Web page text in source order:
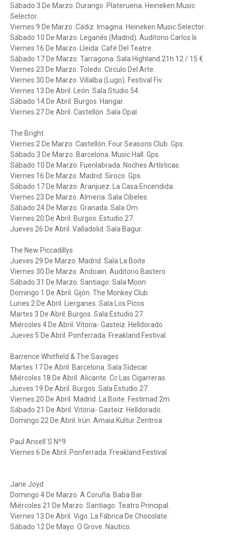
Sábado 3 De Marzo. Durango. Plateruena. Heineken Music
Selector.
Viernes 9 De Marzo. Cádiz. Imagina. Heineken Music Selector.
Sábado 10 De Marzo. Leganés (Madrid). Auditorio Carlos Iii.
Viernes 16 De Marzo. Lleida. Café Del Teatre.
Sábado 17 De Marzo. Tarragona. Sala Highland.21h 12 / 15 €
Viernes 23 De Marzo. Toledo. Circulo Del Arte.
Viernes 30 De Marzo. Villalba (Lugo). Festival Fiv.
Viernes 13 De Abril. León. Sala Studio 54.
Sábado 14 De Abril. Burgos. Hangar.
Viernes 27 De Abril. Castellón. Sala Opal.
The Bright
Viernes 2 De Marzo. Castellón. Four Seasons Club. Gps.
Sábado 3 De Marzo. Barcelona. Music Hall. Gps.
Sábado 10 De Marzo. Fuenlabrada. Noches Artísticas.
Viernes 16 De Marzo. Madrid. Siroco. Gps.
Sábado 17 De Marzo. Aranjuez. La Casa Encendida.
Viernes 23 De Marzo. Almeria. Sala Cibeles.
Sábado 24 De Marzo. Granada. Sala Om.
Viernes 20 De Abril. Burgos. Estudio 27.
Jueves 26 De Abril. Valladolid. Sala Bagur.
The New Piccadillys
Jueves 29 De Marzo. Madrid. Sala La Boite
Viernes 30 De Marzo. Andoain. Auditorio Bastero
Sábado 31 De Marzo. Santiago. Sala Moon
Domingo 1 De Abril. Gijón. The Monkey Club
Lunes 2 De Abril. Lierganes. Sala Los Picos
Martes 3 De Abril. Burgos. Sala Estudio 27
Miércoles 4 De Abril. Vitoria- Gasteiz. Helldorado
Jueves 5 De Abril. Ponferrada. Freakland Festival
Barrence Whitfield & The Savages
Martes 17 De Abril. Barcelona. Sala Sidecar.
Miércoles 18 De Abril. Alicante. Cc Las Cigarreras.
Jueves 19 De Abril. Burgos. Sala Estudio 27.
Viernes 20 De Abril. Madrid. La Boite. Festimad 2m
Sábado 21 De Abril. Vitoria- Gasteiz. Helldorado.
Domingo 22 De Abril. Irún. Amaia Kultur Zentroa
Paul Ansell´S Nº9
Viernes 6 De Abril. Ponferrada. Freakland Festival
Jane Joyd
Domingo 4 De Marzo. A Coruña. Baba Bar.
Miércoles 21 De Marzo. Santiago. Teatro Principal.
Viernes 13 De Abril. Vigo. La Fábrica De Chocolate.
Sábado 12 De Mayo. O Grove. Nautico.